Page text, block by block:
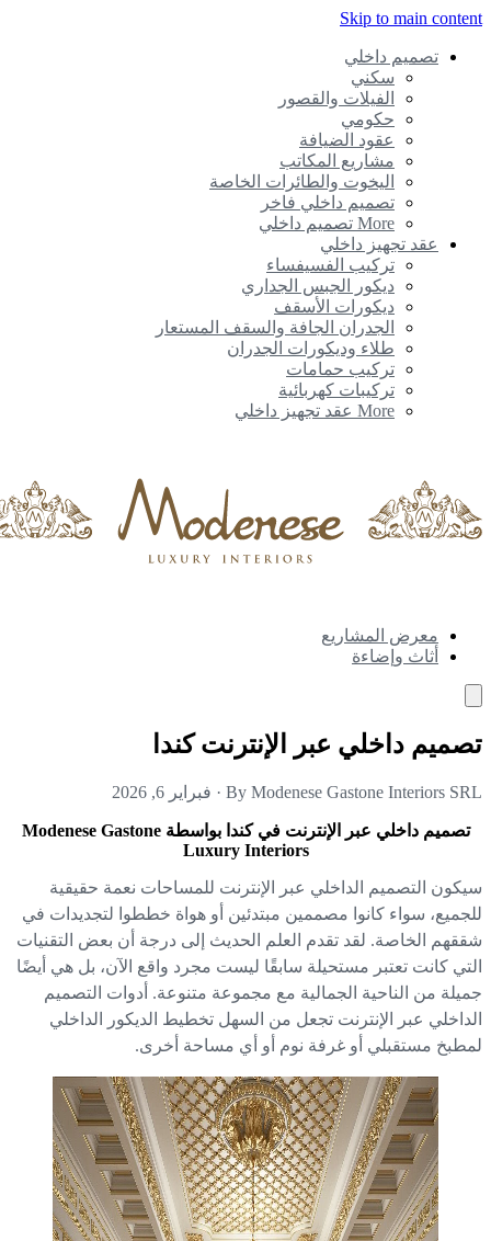
Skip to main
تصميم داخلي
سكني
الفيلات والقصور
حكومي
عقود الضيافة
مشاريع المكاتب
اليخوت والطائرات الخاصة
تصميم داخلي فاخر
More تصميم داخلي
عقد تجهيز داخلي
تركيب الفسيفساء
ديكور الجبس الجداري
ديكورات الأسقف
الجدران الجافة والسقف المستعار
طلاء وديكورات الجدران
تركيب حمامات
تركيبات كهربائية
More عقد تجهيز داخلي
معرض المشاريع
أثاث وإضاءة
داخلي عبر الإنترنت كندا
By Modenese Gastone Interiors
·فبراير 6, 2026
تصميم داخلي عبر الإنترنت في كندا بواسطة Modenese Gastone
Luxury Interiors
التصميم الداخلي عبر الإنترنت للمساحات نعمة حقيقية
سواء كانوا مصممين مبتدئين أو هواة خططوا لتجديدات في
الخاصة. لقد تقدم العلم الحديث إلى درجة أن بعض التقنيات
كانت تعتبر مستحيلة سابقًا ليست مجرد واقع الآن، بل هي أيضًا
من الناحية الجمالية مع مجموعة متنوعة. أدوات التصميم
عبر الإنترنت تجعل من السهل تخطيط الديكور الداخلي
مستقبلي أو غرفة نوم أو أي مساحة أخرى.